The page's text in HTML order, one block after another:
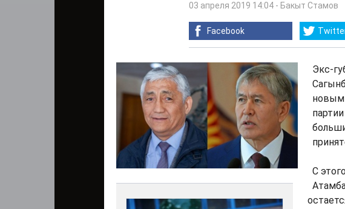
03 апреля 2019 14:04 - Бакыт Стамов
Facebook
Экс-
новым
С